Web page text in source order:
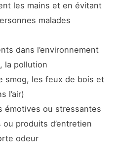
les mains et en évitant
malades
dans l’environnement
la pollution
smog, les feux de bois et
l’air)
émotives ou stressantes
produits d’entretien
odeur